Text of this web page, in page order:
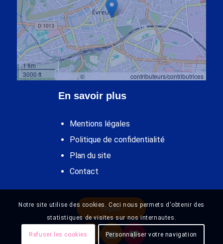
1 km
3000 ft
, © contributeurs/contributrices
En savoir plus
Mentions légales
Politique de confidentialité
Plan du site
Contact
Emploi
Notre site utilise des cookies. Ceci nous permets d'obtenir des
statistiques de visites sur nos internautes.
Refuser les cookies Personnaliser votre navigation